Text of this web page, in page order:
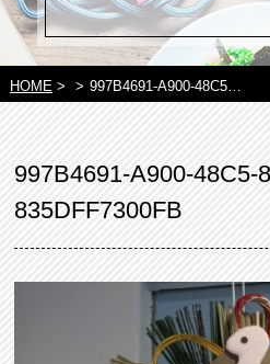
HOME> > 997B4691-A900-48C5…
997B4691-A900-48C5-
835DFF7300FB